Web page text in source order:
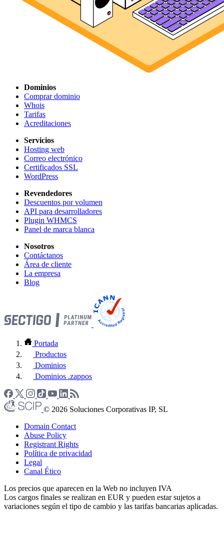
Dominios
Comprar dominio
Whois
Tarifas
Acreditaciones
Servicios
Hosting web
Correo electrónico
Certificados SSL
WordPress
Revendedores
Descuentos por volumen
API para desarrolladores
Plugin WHMCS
Panel de marca blanca
Nosotros
Contáctanos
Área de cliente
La empresa
Blog
Portada
Productos
Dominios
Dominios .zappos
© 2026 Soluciones Corporativas IP, SL
Domain Contact
Abuse Policy
Registrant Rights
Política de privacidad
Legal
Canal Ético
Los precios que aparecen en la Web no incluyen IVA
Los cargos finales se realizan en EUR y pueden estar sujetos a
variaciones según el tipo de cambio y las tarifas bancarias aplicadas.